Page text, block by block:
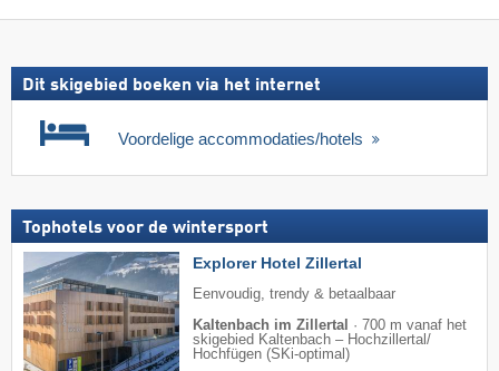
Dit skigebied boeken via het internet
Voordelige accommodaties/hotels
Tophotels voor de wintersport
Explorer Hotel Zillertal
Eenvoudig, trendy & betaalbaar
Kaltenbach im Zillertal · 700 m vanaf het
skigebied Kaltenbach – Hochzillertal/​
Hochfügen (SKi-optimal)